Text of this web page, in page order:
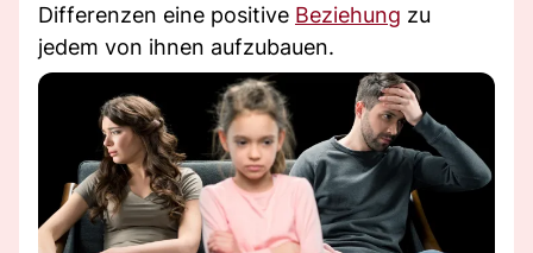
Differenzen eine positive Beziehung zu
jedem von ihnen aufzubauen.